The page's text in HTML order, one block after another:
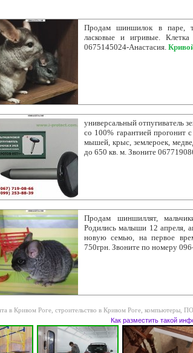
Продам шиншилок в паре,
ласковые и игривые.
0675145024-Анастасия.
универсальный отпугиватель
со 100% гарантией прогонит
мышей, крыс, землероек,
до 650 кв. м. Звоните
Продам шиншиллят,
Родились малыши 12 апреля,
новую семью, на первое
750грн. Звоните по номеру
в Кривом Роге, строительство в Кривом Роге, компьютеры,
Как разместить такой